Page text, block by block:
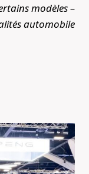
modèles –
automobile